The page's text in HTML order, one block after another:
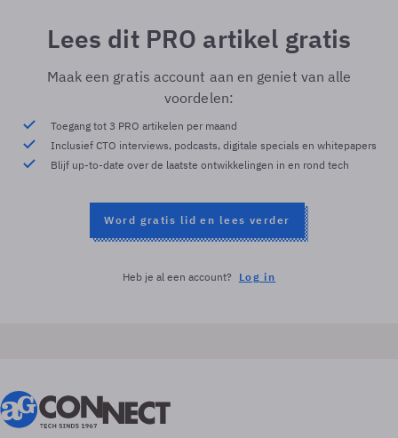
Lees dit PRO artikel gratis
Maak een gratis account aan en geniet van alle
voordelen:
Toegang tot 3 PRO artikelen per maand
Inclusief CTO interviews, podcasts, digitale specials en whitepapers
Blijf up-to-date over de laatste ontwikkelingen in en rond tech
Word gratis lid en lees verder
Heb je al een account? Log in